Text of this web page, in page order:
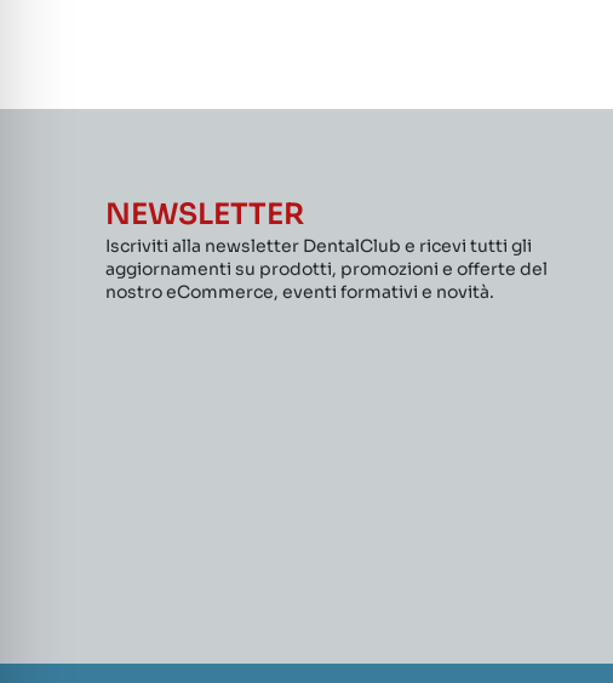
NEWSLETTER
Iscriviti alla newsletter DentalClub e ricevi tutti gli
aggiornamenti su prodotti, promozioni e offerte del
nostro eCommerce, eventi formativi e novità.